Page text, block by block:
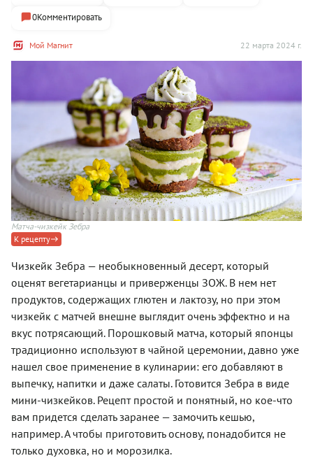
Мой Магнит 22 марта 2024 г.
0Комментировать
Матча-чизкейк Зебра
К рецепту
Чизкейк Зебра — необыкновенный десерт, который
оценят вегетарианцы и приверженцы ЗОЖ. В нем нет
продуктов, содержащих глютен и лактозу, но при этом
чизкейк с матчей внешне выглядит очень эффектно и на
вкус потрясающий. Порошковый матча, который японцы
традиционно используют в чайной церемонии, давно уже
нашел свое применение в кулинарии: его добавляют в
выпечку, напитки и даже салаты. Готовится Зебра в виде
мини-чизкейков. Рецепт простой и понятный, но кое-что
вам придется сделать заранее — замочить кешью,
например. А чтобы приготовить основу, понадобится не
только духовка, но и морозилка.